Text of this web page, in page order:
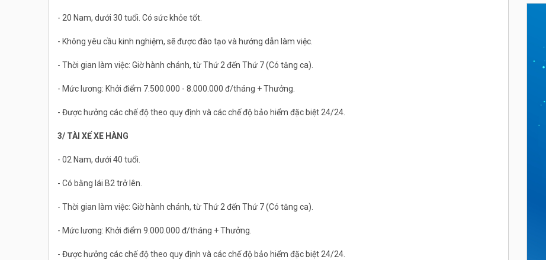
- 20 Nam, dưới 30 tuổi. Có sức khỏe tốt.
- Không yêu cầu kinh nghiệm, sẽ được đào tạo và hướng dẫn làm việc.
- Thời gian làm việc: Giờ hành chánh, từ Thứ 2 đến Thứ 7 (Có tăng ca).
- Mức lương: Khởi điểm 7.500.000 - 8.000.000 đ/tháng + Thưởng.
- Được hưởng các chế độ theo quy định và các chế độ bảo hiểm đặc biệt 24/24.
3/ TÀI XẾ XE HÀNG
- 02 Nam, dưới 40 tuổi.
- Có bằng lái B2 trở lên.
- Thời gian làm việc: Giờ hành chánh, từ Thứ 2 đến Thứ 7 (Có tăng ca).
- Mức lương: Khởi điểm 9.000.000 đ/tháng + Thưởng.
- Được hưởng các chế độ theo quy định và các chế độ bảo hiểm đặc biệt 24/24.